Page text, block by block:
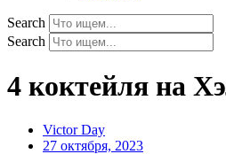
Search
Search
4 коктейля на
Victor Day
27 октября, 2023